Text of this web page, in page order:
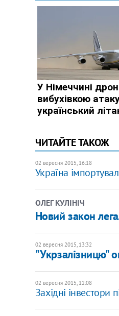
ЧИТАЙТЕ ТАКОЖ
02 вересня 2015, 16:18
Україна
ОЛЕГ КУЛІНІЧ
Новий закон
02 вересня 2015, 13:32
"Укрзалізницю"
02 вересня 2015, 12:08
Західні інвестори